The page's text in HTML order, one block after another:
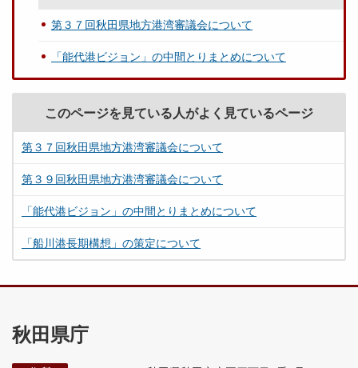
第３７回秋田県地方港湾審議会について
「能代港ビジョン」の中間とりまとめについて
このページを見ている人がよく見ているページ
第３７回秋田県地方港湾審議会について
第３９回秋田県地方港湾審議会について
「能代港ビジョン」の中間とりまとめについて
「船川港長期構想」の策定について
秋田県庁